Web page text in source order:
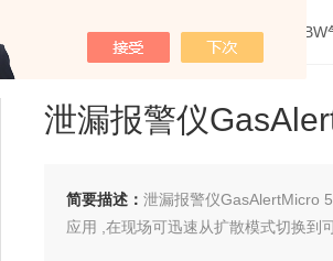
您的位置：网站首页>产品展示
泄漏报警仪
简要描述： 泄漏报警仪GasAlertMicro
应用 ,在现场可迅速从扩散模式切换到